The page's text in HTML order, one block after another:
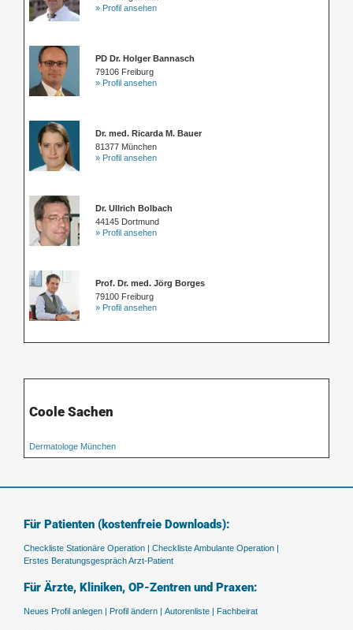
» Profil ansehen
PD Dr. Holger Bannasch
79106 Freiburg
» Profil ansehen
Dr. med. Ricarda M. Bauer
81377 München
» Profil ansehen
Dr. Ullrich Bolbach
44145 Dortmund
» Profil ansehen
Prof. Dr. med. Jörg Borges
79100 Freiburg
» Profil ansehen
Coole Sachen
Dermatologe München
Für Patienten (kostenfreie Downloads):
Checkliste Stationäre Operation | Checkliste Ambulante Operation |
Erstes Beratungsgespräch Arzt-Patient
Für Ärzte, Kliniken, OP-Zentren und Praxen:
Neues Profil anlegen | Profil ändern | Autorenliste | Fachbeirat